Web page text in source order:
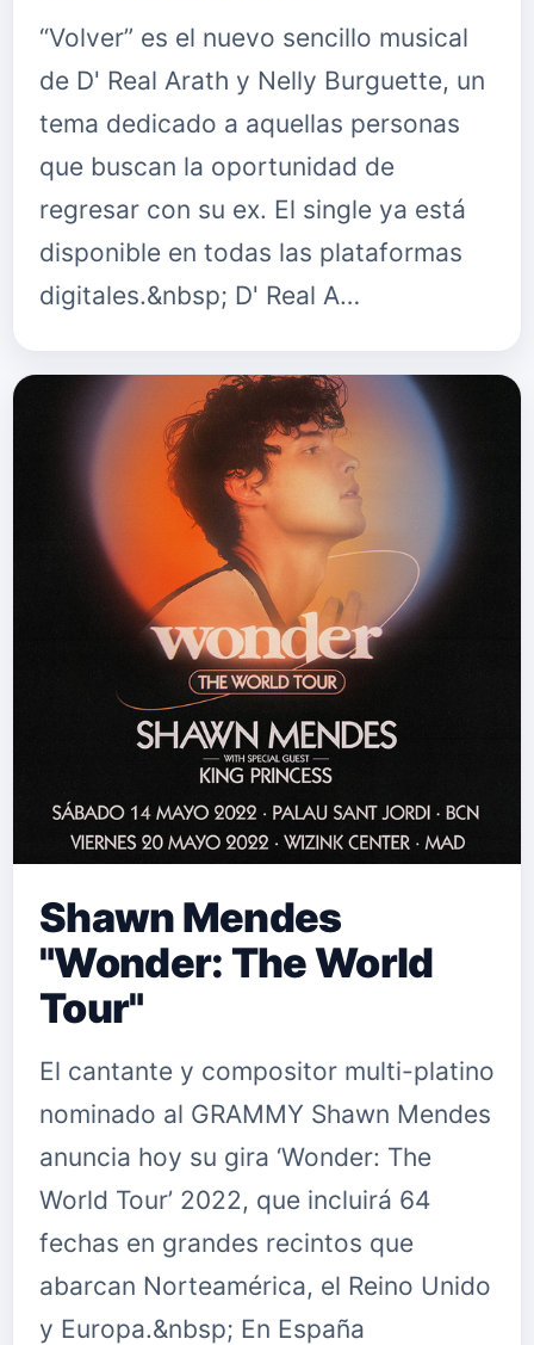
“Volver” es el nuevo sencillo musical
de D' Real Arath y Nelly Burguette, un
tema dedicado a aquellas personas
que buscan la oportunidad de
regresar con su ex. El single ya está
disponible en todas las plataformas
digitales.&nbsp; D' Real A…
Shawn Mendes
"Wonder: The World
Tour"
El cantante y compositor multi-platino
nominado al GRAMMY Shawn Mendes
anuncia hoy su gira ‘Wonder: The
World Tour’ 2022, que incluirá 64
fechas en grandes recintos que
abarcan Norteamérica, el Reino Unido
y Europa.&nbsp; En España